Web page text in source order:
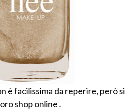
è facilissima da reperire, però si
shop online .